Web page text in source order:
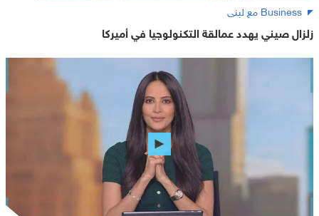
Business مع لبنى
زلزال صيني يهدد عمالقة التكنولوجيا في أميركا